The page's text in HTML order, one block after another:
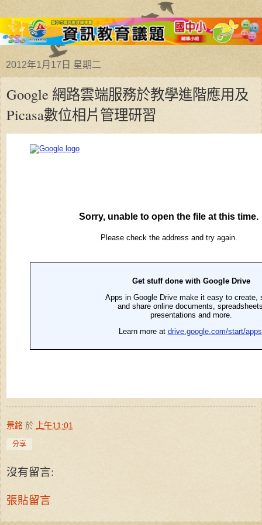
2012年1月17日 星期二
Google 網路雲端服務於教學進階應用及
Picasa數位相片管理研習
景銘 於 上午11:01
分享
沒有留言:
張貼留言